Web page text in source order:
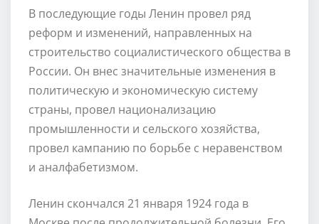
В последующие годы Ленин провел ряд
реформ и изменений, направленных на
строительство социалистического общества в
России. Он внес значительные изменения в
политическую и экономическую систему
страны, провел национализацию
промышленности и сельского хозяйства,
провел кампанию по борьбе с неравенством
и аналфабетизмом.
Ленин скончался 21 января 1924 года в